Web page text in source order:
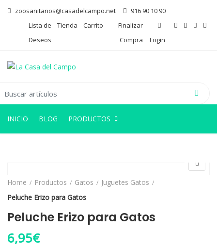
zoosanitarios@casadelcampo.net
916 90 10 90
Lista de
Deseos
Tienda Carrito
Finalizar
Compra
Login
INICIO BLOG PRODUCTOS
Home Productos Gatos
Juguetes Gatos
Peluche Erizo para Gatos
Peluche Erizo para Gatos
6,95€